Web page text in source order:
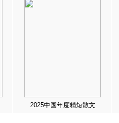
2025中国年度精短散文